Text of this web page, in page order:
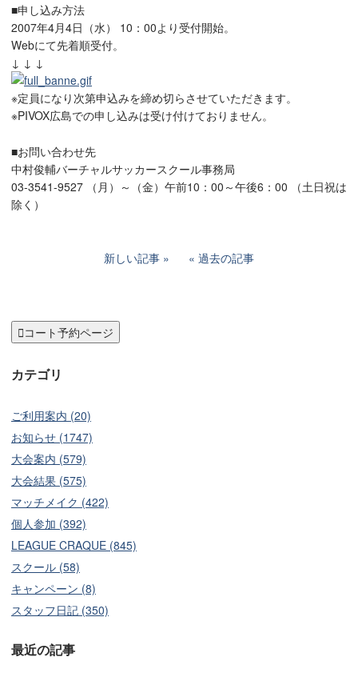
■申し込み方法
2007年4月4日（水） 10：00より受付開始。
Webにて先着順受付。
↓ ↓ ↓
※定員になり次第申込みを締め切らさせていただきます。
※PIVOX広島での申し込みは受け付けておりません。
■お問い合わせ先
中村俊輔バーチャルサッカースクール事務局
03-3541-9527 （月）～（金）午前10：00～午後6：00 （土日祝は
除く）
新しい記事 過去の記事
コート予約ページ
カテゴリ
ご利用案内 (20)
お知らせ (1747)
大会案内 (579)
大会結果 (575)
マッチメイク (422)
個人参加 (392)
LEAGUE CRAQUE (845)
スクール (58)
キャンペーン (8)
スタッフ日記 (350)
最近の記事